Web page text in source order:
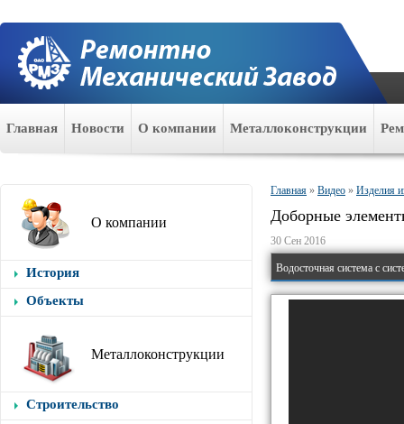
Главная Новости О компании Металлоконструкции
О компании
История
Объекты
Металлоконструкции
Строительство
Главная » Видео » Изделия
Доборные
30 Сен 2016
Водосточная система с